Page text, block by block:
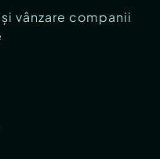
vânzare companii